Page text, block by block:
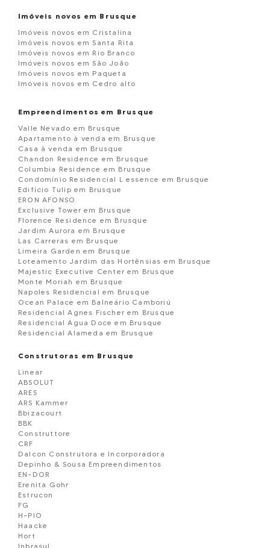
Imóveis novos em Brusque
Imóveis novos em Cristalina
Imóveis novos em Santa Rita
Imóveis novos em Rio Branco
Imóveis novos em São João
Imóveis novos em Paqueta
Imóveis novos em Cedro alto
Empreendimentos em Brusque
Valle Nevado em Brusque
Apartamento à venda em Brusque
Casa à venda em Brusque
Chandon Residence em Brusque
Columbia Residence em Brusque
Condomínio Residencial L essence em Brusque
Edifício Tulip em Brusque
ERON AFONSO
Exclusive Tower em Brusque
Florence Residence em Brusque
Jardim Aurora em Brusque
Las Carreras em Brusque
Limeira Garden em Brusque
Loteamento Jardim das Hortênsias em Brusque
Majestic Executive Center em Brusque
Monte Moriah em Brusque
Napoles Residencial em Brusque
Ocean Palace em Balneário Camboriú
Residencial Agnes Fischer em Brusque
Residencial Agua Doce em Brusque
Residencial Alameda em Brusque
Residencial Dom Joaquim em Brusque
RESIDENCIAL FLORENZA em Brusque
Residencial Flores do Campo em Brusque
Residencial Ibiza em Brusque
Residencial Munich em Brusque
Residencial Ricardo em Brusque
Residencial Santo Anjo da Guarda em Brusque
Residencial Serene em Brusque
Residencial Topiary em Brusque
Saint Louis Residence em Brusque
San Lorenzo em Brusque
San Pietro Residence em Brusque
Sobrado Geminado à venda em Brusque
Terreno à venda em Brusque
teste
Torre Hisaya em Brusque
Villa di Luca em Brusque
Villa di Verona em Brusque
Construtoras em Brusque
Linear
ABSOLUT
ARES
ARS Kammer
Bbizacourt
BBK
Construttore
CRF
Dalcon Construtora e Incorporadora
Depinho & Sousa Empreendimentos
EN-DOR
Erenita Gohr
Estrucon
FG
H-PIO
Haacke
Hort
Inbrasul